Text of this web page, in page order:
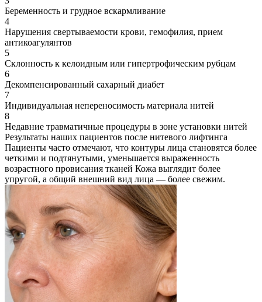
Беременность и грудное вскармливание
4
Нарушения свертываемости крови, гемофилия, прием
антикоагулянтов
5
Склонность к келоидным или гипертрофическим рубцам
6
Декомпенсированный сахарный диабет
7
Индивидуальная непереносимость материала нитей
8
Недавние травматичные процедуры в зоне установки нитей
Результаты наших пациентов после нитевого лифтинга
Пациенты часто отмечают, что контуры лица становятся более
четкими и подтянутыми, уменьшается выраженность
возрастного провисания тканей Кожа выглядит более
упругой, а общий внешний вид лица — более свежим.